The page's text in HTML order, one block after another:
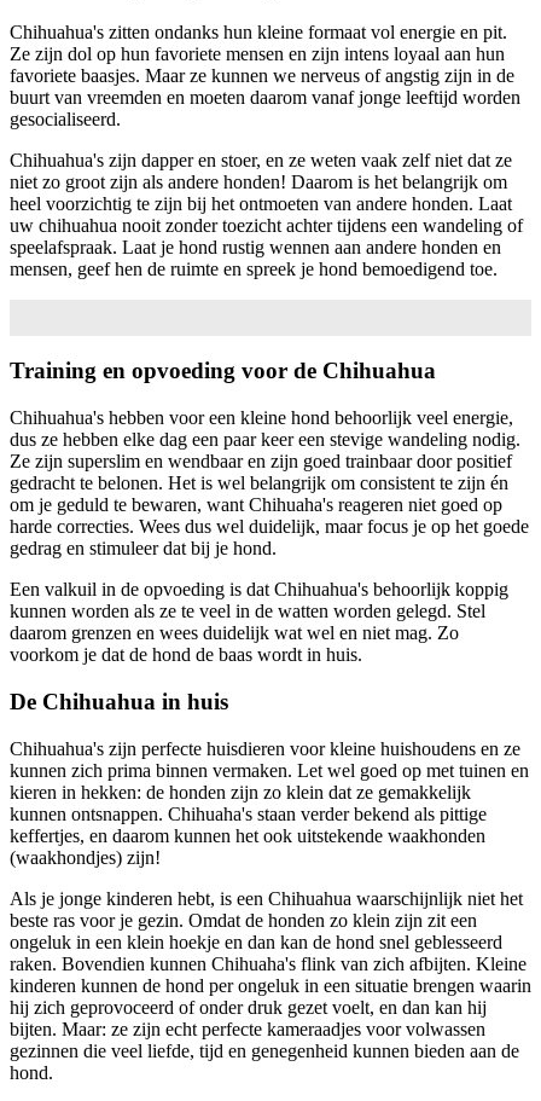
Chihuahua's zitten ondanks hun kleine formaat vol energie en pit.
Ze zijn dol op hun favoriete mensen en zijn intens loyaal aan hun
favoriete baasjes. Maar ze kunnen we nerveus of angstig zijn in de
buurt van vreemden en moeten daarom vanaf jonge leeftijd worden
gesocialiseerd.
Chihuahua's zijn dapper en stoer, en ze weten vaak zelf niet dat ze
niet zo groot zijn als andere honden! Daarom is het belangrijk om
heel voorzichtig te zijn bij het ontmoeten van andere honden. Laat
uw chihuahua nooit zonder toezicht achter tijdens een wandeling of
speelafspraak. Laat je hond rustig wennen aan andere honden en
mensen, geef hen de ruimte en spreek je hond bemoedigend toe.
Training en opvoeding voor de Chihuahua
Chihuahua's hebben voor een kleine hond behoorlijk veel energie,
dus ze hebben elke dag een paar keer een stevige wandeling nodig.
Ze zijn superslim en wendbaar en zijn goed trainbaar door positief
gedracht te belonen. Het is wel belangrijk om consistent te zijn én
om je geduld te bewaren, want Chihuaha's reageren niet goed op
harde correcties. Wees dus wel duidelijk, maar focus je op het goede
gedrag en stimuleer dat bij je hond.
Een valkuil in de opvoeding is dat Chihuahua's behoorlijk koppig
kunnen worden als ze te veel in de watten worden gelegd. Stel
daarom grenzen en wees duidelijk wat wel en niet mag. Zo
voorkom je dat de hond de baas wordt in huis.
De Chihuahua in huis
Chihuahua's zijn perfecte huisdieren voor kleine huishoudens en ze
kunnen zich prima binnen vermaken. Let wel goed op met tuinen en
kieren in hekken: de honden zijn zo klein dat ze gemakkelijk
kunnen ontsnappen. Chihuaha's staan verder bekend als pittige
keffertjes, en daarom kunnen het ook uitstekende waakhonden
(waakhondjes) zijn!
Als je jonge kinderen hebt, is een Chihuahua waarschijnlijk niet het
beste ras voor je gezin. Omdat de honden zo klein zijn zit een
ongeluk in een klein hoekje en dan kan de hond snel geblesseerd
raken. Bovendien kunnen Chihuaha's flink van zich afbijten. Kleine
kinderen kunnen de hond per ongeluk in een situatie brengen waarin
hij zich geprovoceerd of onder druk gezet voelt, en dan kan hij
bijten. Maar: ze zijn echt perfecte kameraadjes voor volwassen
gezinnen die veel liefde, tijd en genegenheid kunnen bieden aan de
hond.